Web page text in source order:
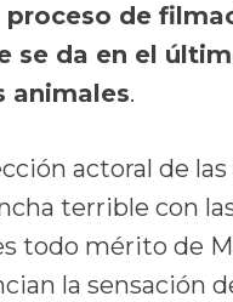
proceso de
se da en el
animales.
actoral de
terrible con
todo mérito de
la sensación